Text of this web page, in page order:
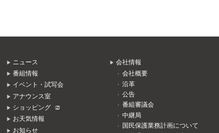
ニュース
番組情報
イベント・試写会
アナウンス室
ショッピング
お天気情報
お知らせ
会社情報
会社概要
沿革
公告
番組審議会
中継局
国民保護業務計画について